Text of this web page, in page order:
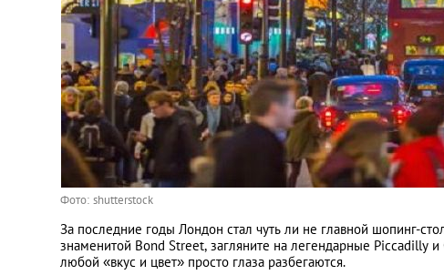
Фото: shutterstock
За последние годы Лондон стал чуть ли не главной шопинг-
знаменитой Bond Street, загляните на легендарные Piccadilly
любой «вкус и цвет» просто глаза разбегаются.